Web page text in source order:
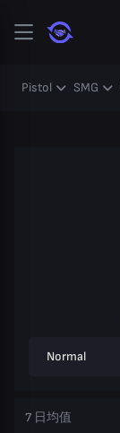
Pistol SMG
Normal
7 日均值